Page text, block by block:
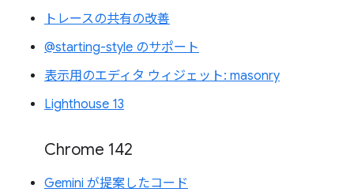
トレースの共有の改善
@starting-style のサポート
表示用のエディタ ウィジェット: masonry
Lighthouse 13
Chrome 142
Gemini が提案したコード